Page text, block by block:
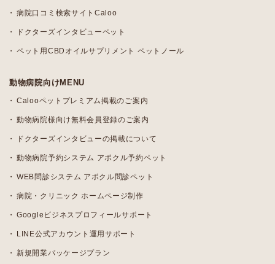
病院口コミ検索サイトCaloo
ドクターズインタビューペット
ペット用CBDオイルサプリメント ペットノール
動物病院向けMENU
Calooペットプレミアム掲載のご案内
動物病院様向け無料会員登録のご案内
ドクターズインタビューの掲載について
動物病院予約システム アポクル予約ペット
WEB問診システム アポクル問診ペット
病院・クリニック ホームページ制作
Googleビジネスプロフィールサポート
LINE公式アカウント運用サポート
新規開業パッケージプラン